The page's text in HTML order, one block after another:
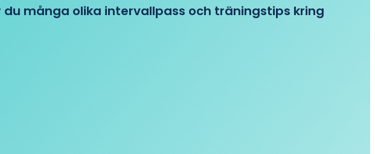
många olika intervallpass och träningstips kring